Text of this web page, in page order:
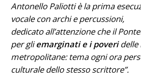
Antonello Paliotti è la prima
vocale con archi e percussioni,
dedicato all’attenzione che il
per gliemarginati e i poveridelle
metropolitane: tema ogni ora
culturale dello stesso scrittore”.